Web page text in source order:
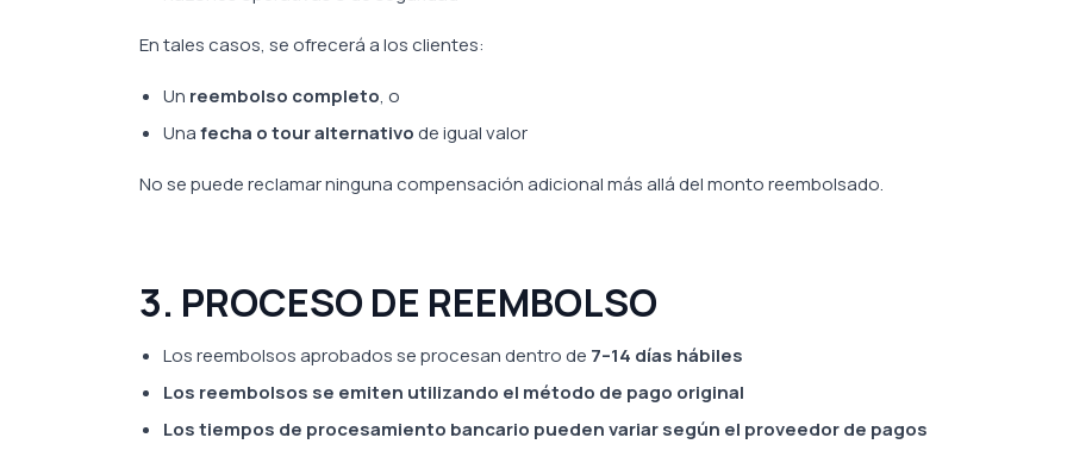
En tales casos, se ofrecerá a los clientes:
Un reembolso completo, o
Unafecha o tour alternativode igual valor
No se puede reclamar ninguna compensación adicional más allá del monto reembolsado.
3. PROCESO DE REEMBOLSO
Los reembolsos aprobados se procesan dentro de 7–14 días hábiles
Los reembolsos se emiten utilizando el método de pago original
Los tiempos de procesamiento bancario pueden variar según el proveedor de pagos